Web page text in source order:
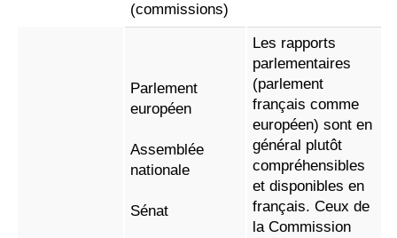
(commissions)
Parlement
européen
Assemblée
nationale
Sénat
Les rapports
parlementaires
(parlement
français comme
européen) sont en
général plutôt
compréhensibles
et disponibles en
français. Ceux de
la Commission